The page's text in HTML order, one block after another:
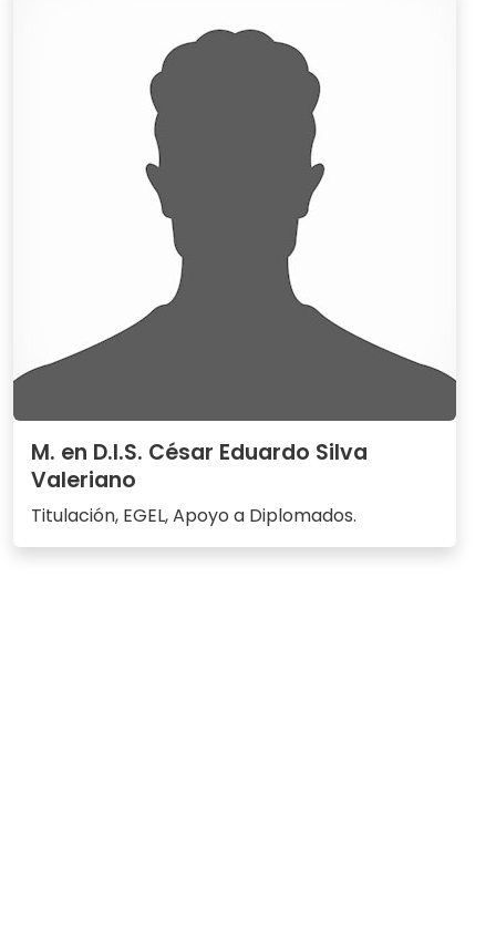
M. en D.I.S. César Eduardo Silva
Valeriano
Titulación, EGEL, Apoyo a Diplomados.